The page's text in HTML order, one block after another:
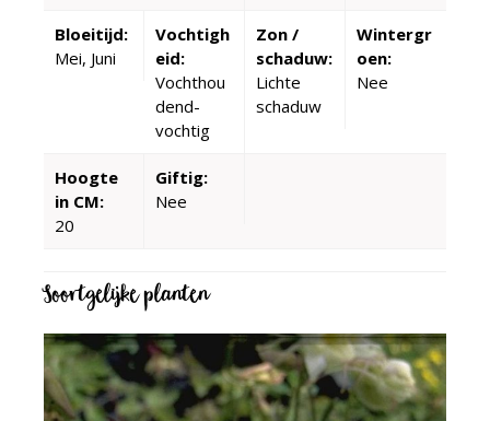
Bloeitijd:
Mei, Juni
Vochtigh
eid:
Vochthou
dend-
vochtig
Zon /
schaduw:
Lichte
schaduw
Wintergr
oen:
Nee
Hoogte
in CM:
20
Giftig:
Nee
Soortgelijke planten